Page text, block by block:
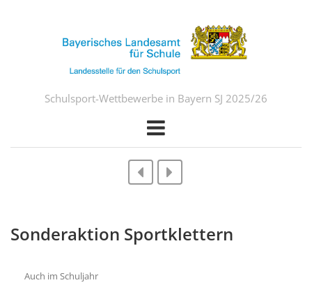
Schulsport-Wettbewerbe in Bayern SJ 2025/26
Sonderaktion Sportklettern
Auch im Schuljahr